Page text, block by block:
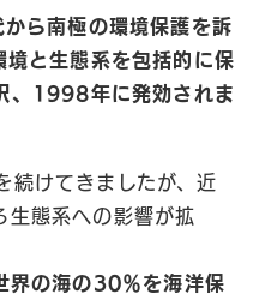
ら南極の環境保護を訴
と生態系を包括的に保
、1998年に発効されま
続けてきましたが、近
生態系への影響が拡
界の海の30％を海洋保